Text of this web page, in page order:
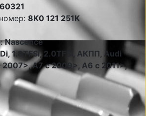
8K0 121 251K
Nascence
1.8TFSi, 2.0TFSi, АКПП, Audi
A7 c 2009>, A6 c 2011>,